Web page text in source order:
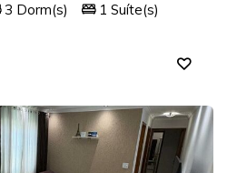
3 Dorm(s)
1 Suíte(s)